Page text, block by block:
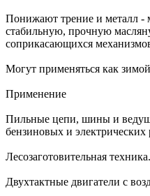
Понижают трение и металл -
стабильную, прочную
соприкасающихся
Могут применяться как
Применение
Пильные цепи, шины и
бензиновых и
Лесозаготовительная техника.
Двухтактные двигатели с